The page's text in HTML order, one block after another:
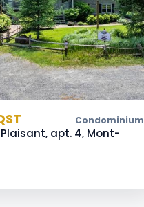
Condominium
apt. 4, Mont-